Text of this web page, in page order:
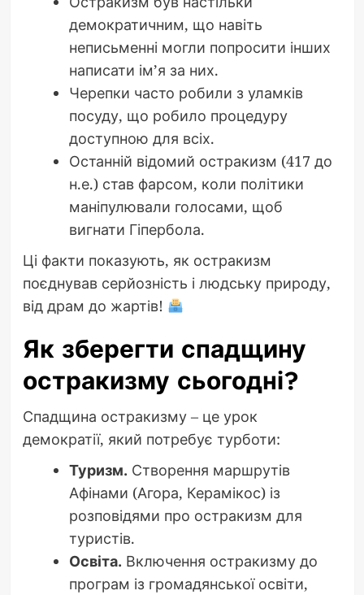
демократичним, що навіть
неписьменні могли попросити інших
написати ім’я за них.
Черепки часто робили з уламків
посуду, що робило процедуру
доступною для всіх.
Останній відомий остракизм (417 до
н.е.) став фарсом, коли політики
маніпулювали голосами, щоб
вигнати Гіпербола.
Ці факти показують, як остракизм
поєднував серйозність і людську природу,
від драм до жартів!
Як зберегти спадщину
остракизму сьогодні?
Спадщина остракизму – це урок
демократії, який потребує турботи:
Туризм. Створення маршрутів
Афінами (Агора, Керамікос) із
розповідями про остракизм для
туристів.
Освіта. Включення остракизму до
програм із громадянської освіти,